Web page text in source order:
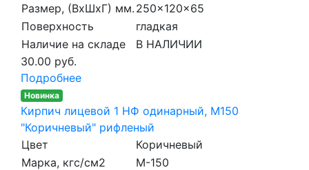
Размер, (ВхШхГ) мм. 250x120x65
Поверхность
гладкая
Наличие на складе
В НАЛИЧИИ
30.00 руб.
Подробнее
Новинка
Кирпич лицевой 1 НФ одинарный, M150
"Коричневый" рифленый
Цвет
Коричневый
Марка, кгс/см2
M-150